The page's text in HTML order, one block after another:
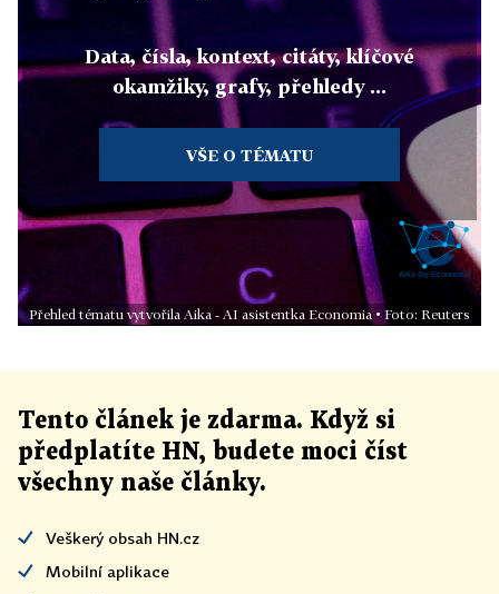
Data, čísla, kontext, citáty, klíčové
okamžiky, grafy, přehledy ...
VŠE O TÉMATU
Přehled tématu vytvořila Aika - AI asistentka Economia • Foto: Reuters
Tento článek je zdarma. Když si
předplatíte HN, budete moci číst
všechny naše články.
Veškerý obsah HN.cz
Mobilní aplikace